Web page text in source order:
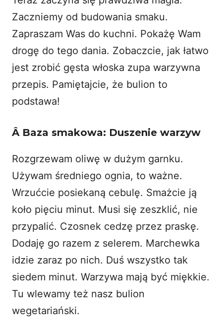
Zaczniemy od budowania smaku.
Zapraszam Was do kuchni. Pokażę Wam
drogę do tego dania. Zobaczcie, jak łatwo
jest zrobić gęsta włoska zupa warzywna
przepis. Pamiętajcie, że bulion to
podstawa!
Â Baza smakowa: Duszenie warzyw
Rozgrzewam oliwę w dużym garnku.
Używam średniego ognia, to ważne.
Wrzućcie posiekaną cebulę. Smażcie ją
koło pięciu minut. Musi się zeszklić, nie
przypalić. Czosnek cedzę przez praskę.
Dodaję go razem z selerem. Marchewka
idzie zaraz po nich. Duś wszystko tak
siedem minut. Warzywa mają być miękkie.
Tu wlewamy też nasz bulion
wegetariański.